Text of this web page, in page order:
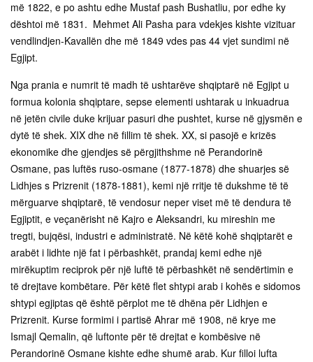
më 1822, e po ashtu edhe Mustaf pash Bushatliu, por edhe ky
dështoi më 1831. Mehmet Ali Pasha para vdekjes kishte vizituar
vendlindjen-Kavallën dhe më 1849 vdes pas 44 vjet sundimi në
Egjipt.
Nga prania e numrit të madh të ushtarëve shqiptarë në Egjipt u
formua kolonia shqiptare, sepse elementi ushtarak u inkuadrua
në jetën civile duke krijuar pasuri dhe pushtet, kurse në gjysmën e
dytë të shek. XIX dhe në fillim të shek. XX, si pasojë e krizës
ekonomike dhe gjendjes së përgjithshme në Perandorinë
Osmane, pas luftës ruso-osmane (1877-1878) dhe shuarjes së
Lidhjes s Prizrenit (1878-1881), kemi një rritje të dukshme të të
mërguarve shqiptarë, të vendosur neper viset më të dendura të
Egjiptit, e veçanërisht në Kajro e Aleksandri, ku mireshin me
tregti, bujqësi, industri e administratë. Në këtë kohë shqiptarët e
arabët i lidhte një fat i përbashkët, prandaj kemi edhe një
mirëkuptim reciprok për një luftë të përbashkët në sendërtimin e
të drejtave kombëtare. Për këtë flet shtypi arab i kohës e sidomos
shtypi egjiptas që është përplot me të dhëna për Lidhjen e
Prizrenit. Kurse formimi i partisë Ahrar më 1908, në krye me
Ismajl Qemalin, që luftonte për të drejtat e kombësive në
Perandorinë Osmane kishte edhe shumë arab. Kur filloi lufta